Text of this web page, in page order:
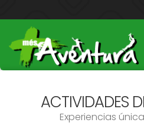
ACTIVIDADES
Experiencias